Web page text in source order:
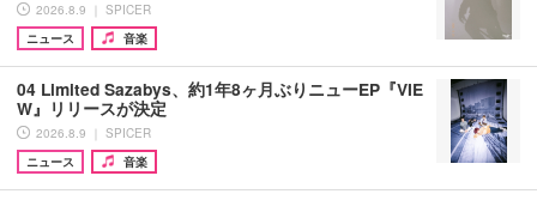
2026.8.9 ｜ SPICER
ニュース
音楽
04 Limited Sazabys、約1年8ヶ月ぶりニューEP『VIE
W』リリースが決定
2026.8.9 ｜ SPICER
ニュース
音楽